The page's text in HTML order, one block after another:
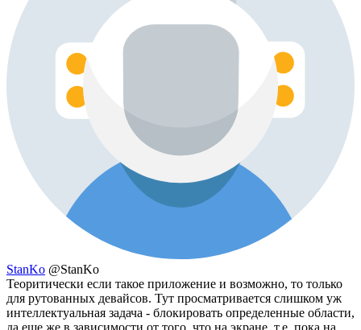
StanKo @StanKo
Теоритически если такое приложение и возможно, то только
для рутованных девайсов. Тут просматривается слишком уж
интеллектуальная задача - блокировать определенные области,